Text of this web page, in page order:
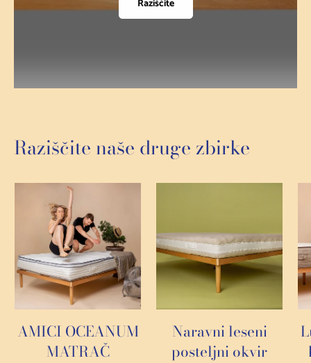
Raziščite
Raziščite naše druge zbirke
AMICI OCEANUM
MATRAČ
Naravni leseni
posteljni okvir